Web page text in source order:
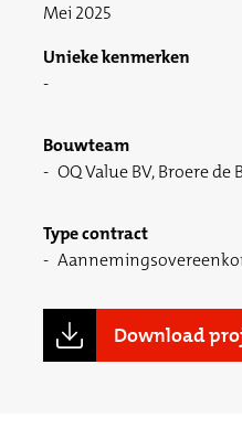
Mei 2025
Unieke kenmerken
Bouwteam
OQ Value BV, Broere de
Type contract
Download